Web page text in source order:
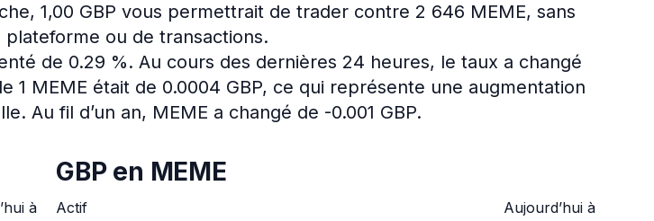
1,00 GBP vous permettrait de trader contre 2 646 MEME, sans
ou de transactions.
de 0.29 %. Au cours des dernières 24 heures, le taux a changé
1 MEME était de 0.0004 GBP, ce qui représente une augmentation
Au fil d’un an, MEME a changé de -0.001 GBP.
à
GBP en MEME
Actif Aujourd’hui à